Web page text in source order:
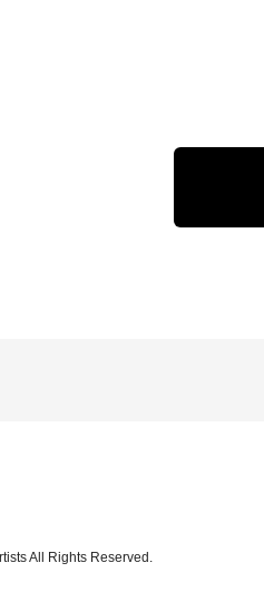
All Rights Reserved.